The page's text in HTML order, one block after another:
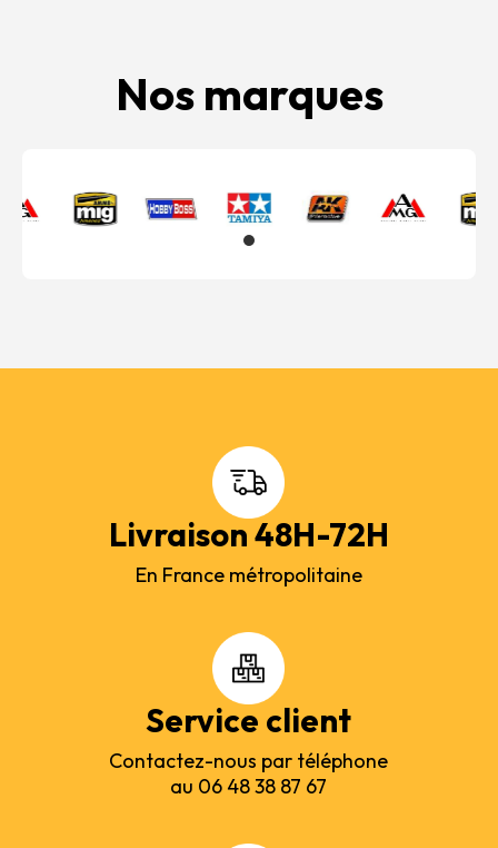
Nos marques
Livraison 48H-72H
En France métropolitaine
Service client
Contactez-nous par téléphone
au 06 48 38 87 67